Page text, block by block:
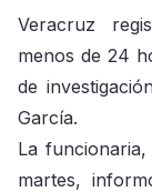
Veracruz
menos de 24
de
García.
La
martes,